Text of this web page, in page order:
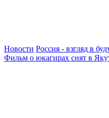
Новости Россия - взгляд в
Фильм о юкагирах снят в